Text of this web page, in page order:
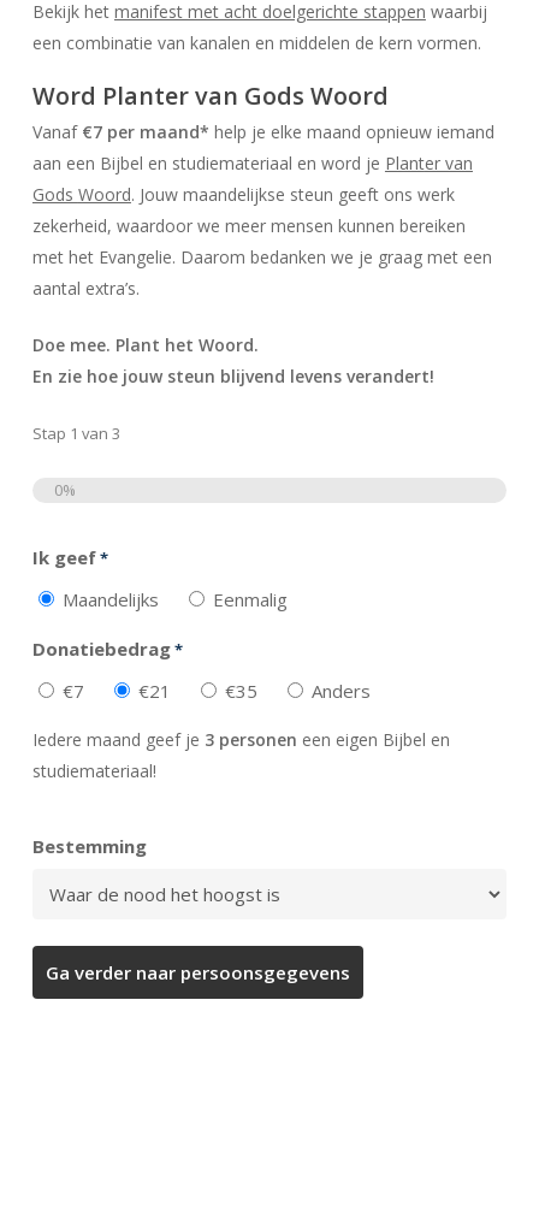
Bekijk het manifest met acht doelgerichte stappen waarbij
een combinatie van kanalen en middelen de kern vormen.
Word Planter van Gods Woord
Vanaf €7 per maand* help je elke maand opnieuw iemand
aan een Bijbel en studiemateriaal en word je Planter van
Gods Woord. Jouw maandelijkse steun geeft ons werk
zekerheid, waardoor we meer mensen kunnen bereiken
met hetEvangelie. Daarom bedanken we je graag met een
aantal extra’s.
Doe mee. Plant het Woord.
En zie hoe jouw steun blijvend levens verandert!
Stap 1 van 3
0%
Ik geef*
Maandelijks Eenmalig
Donatiebedrag*
€7 €21 €35 Anders
Iedere maand geef je 3 personen een eigen Bijbel en
studiemateriaal!
Bestemming